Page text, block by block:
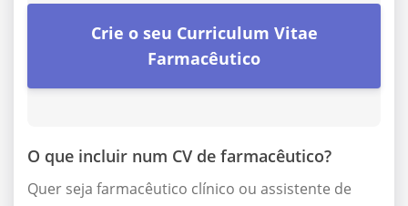
Crie o seu Curriculum Vitae
Farmacêutico
O que incluir num CV de farmacêutico?
Quer seja farmacêutico clínico ou assistente de